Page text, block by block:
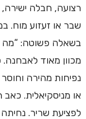
רצועה, חבלה
שבר או זעזוע מוח.
בשאלה פשוטה: “מה
מכוון מאוד
נפיחות מהירה
או מניסקיאלית.
לפציעת שריר.